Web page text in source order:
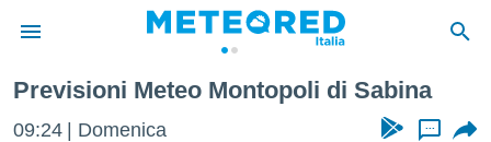
Previsioni Meteo Montopoli di Sabina
09:24 Domenica ...